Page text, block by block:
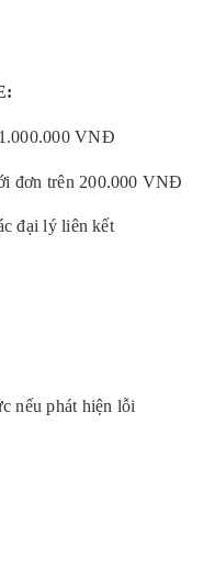
VNĐ
đơn trên 200.000 VNĐ
đại lý liên kết
nếu phát hiện lỗi